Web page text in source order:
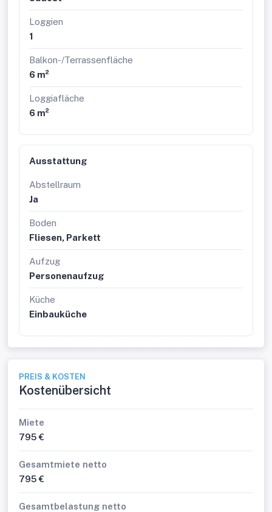
Loggien
1
Balkon-/Terrassenfläche
6 m²
Loggiafläche
6 m²
Ausstattung
Abstellraum
Ja
Boden
Fliesen, Parkett
Aufzug
Personenaufzug
Küche
Einbauküche
PREIS & KOSTEN
Kostenübersicht
Miete
795 €
Gesamtmiete netto
795 €
Gesamtbelastung netto